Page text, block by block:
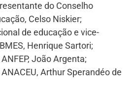
do Conselho
Celso Niskier;
de educação e vice-
Henrique Sartori;
João Argenta;
Arthur Sperandéo de